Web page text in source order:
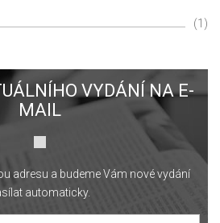
(1)
VYDÁNÍ NA E-
MAIL
adresu a budeme Vám nové vydání
automaticky.